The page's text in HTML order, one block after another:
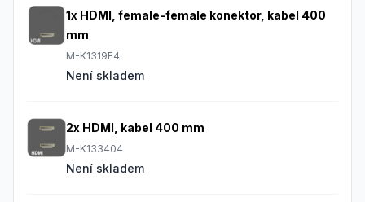
1x HDMI, female-female konektor, kabel 400
mm
M-K1319F4
Není skladem
2x HDMI, kabel 400 mm
M-K133404
Není skladem